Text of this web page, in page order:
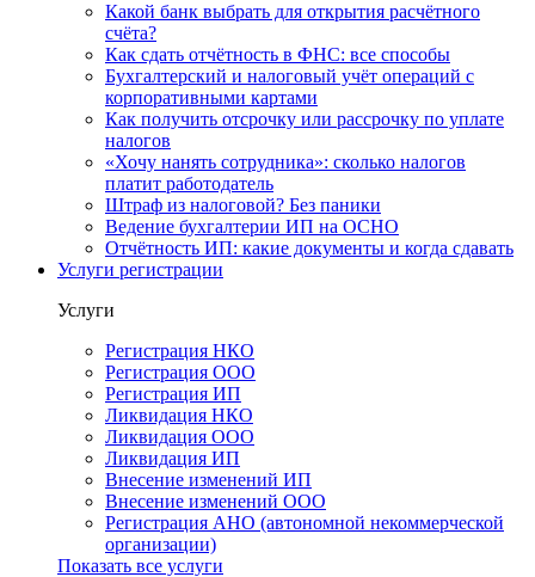
Какой банк выбрать для открытия расчётного
счёта?
Как сдать отчётность в ФНС: все способы
Бухгалтерский и налоговый учёт операций с
корпоративными картами
Как получить отсрочку или рассрочку по уплате
налогов
«Хочу нанять сотрудника»: сколько налогов
платит работодатель
Штраф из налоговой? Без паники
Ведение бухгалтерии ИП на ОСНО
Отчётность ИП: какие документы и когда сдавать
Услуги регистрации
Услуги
Регистрация НКО
Регистрация ООО
Регистрация ИП
Ликвидация НКО
Ликвидация ООО
Ликвидация ИП
Внесение изменений ИП
Внесение изменений ООО
Регистрация АНО (автономной некоммерческой
организации)
Показать все услуги